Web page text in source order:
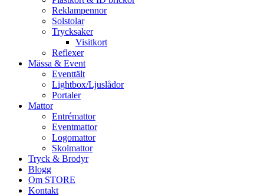
Reklampennor
Solstolar
Trycksaker
Visitkort
Reflexer
Mässa & Event
Eventtält
Lightbox/Ljuslådor
Portaler
Mattor
Entrémattor
Eventmattor
Logomattor
Skolmattor
Tryck & Brodyr
Blogg
Om STORE
Kontakt